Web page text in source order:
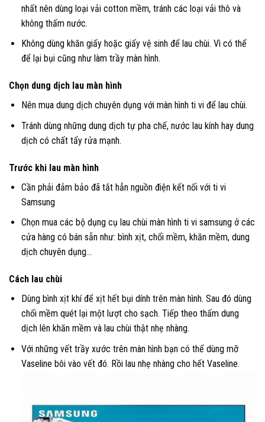
nhất nên dùng loại vải cotton mềm, tránh các loại vải thô và
không thấm nước.
Không dùng khăn giấy hoặc giấy vệ sinh để lau chùi. Vì có thể
để lại bụi cũng như làm trầy màn hình.
Chọn dung dịch lau màn hình
Nên mua dung dịch chuyên dụng với màn hình ti vi để lau chùi.
Tránh dùng những dung dịch tự pha chế, nước lau kính hay dung
dịch có chất tẩy rửa mạnh.
Trước khi lau màn hình
Cần phải đảm bảo đã tắt hẳn nguồn điện kết nối với ti vi
Samsung
Chọn mua các bộ dụng cụ lau chùi màn hình ti vi samsung ở các
cửa hàng có bán sẵn như: bình xịt, chổi mềm, khăn mềm, dung
dịch chuyên dụng…
Cách lau chùi
Dùng bình xịt khí để xịt hết bụi dính trên màn hình. Sau đó dùng
chổi mềm quét lại một lượt cho sạch. Tiếp theo thấm dung
dịch lên khăn mềm và lau chùi thật nhẹ nhàng.
Với những vết trầy xước trên màn hình bạn có thể dùng mỡ
Vaseline bôi vào vết đó. Rồi lau nhẹ nhàng cho hết Vaseline.